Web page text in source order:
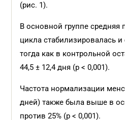
(рис. 1).
В основной группе средняя
цикла стабилизировалась и
тогда как в контрольной
44,5 ± 12,4 дня (p < 0,001).
Частота нормализации
дней) также была выше в
против 25% (p < 0,001).